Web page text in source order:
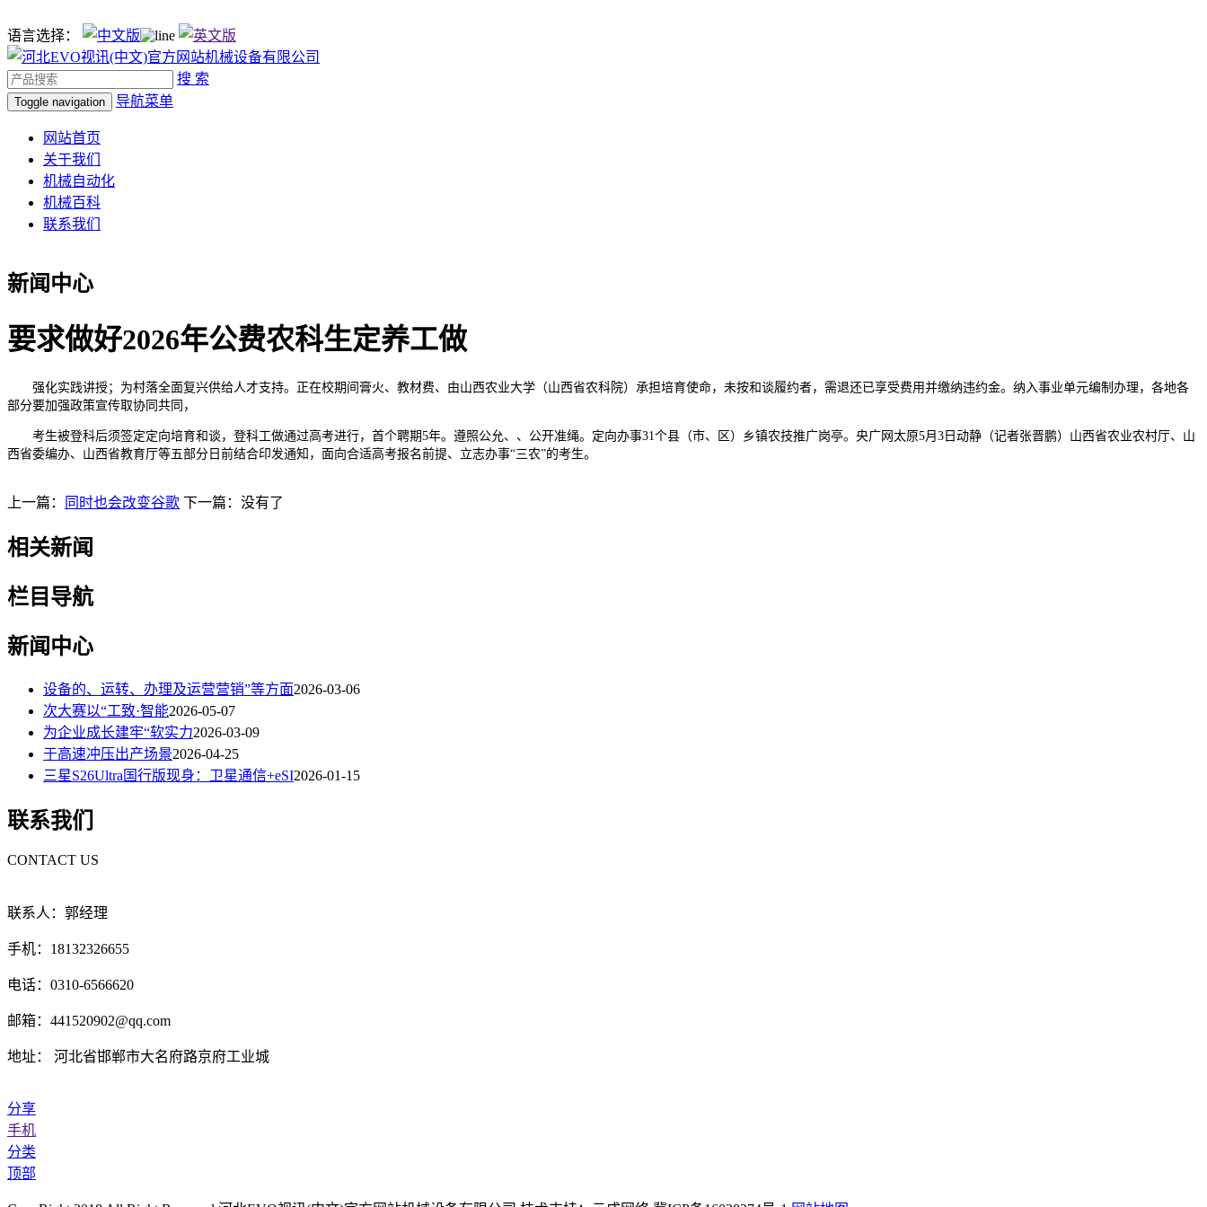
语言选择：
搜 索
Toggle navigation 导航菜单
网站首页
关于我们
机械自动化
机械百科
联系我们
新闻中心
要求做好2026年公费农科生定养工做
强化实践讲授；为村落全面复兴供给人才支持。正在校期间膏火、教材费、由山西农业大学（山西省农科院）承担培育使命，未按和谈履约者，需退还已享受费用并缴纳违约金。纳入事业单元编制办理，各地各
部分要加强政策宣传取协同共同，
考生被登科后须签定定向培育和谈，登科工做通过高考进行，首个聘期5年。遵照公允、、公开准绳。定向办事31个县（市、区）乡镇农技推广岗亭。央广网太原5月3日动静（记者张晋鹏）山西省农业农村厅、山
西省委编办、山西省教育厅等五部分日前结合印发通知，面向合适高考报名前提、立志办事“三农”的考生。
上一篇： 同时也会改变谷歌 下一篇：没有了
相关新闻
栏目导航
新闻中心
设备的、运转、办理及运营营销”等方面2026-03-06
次大赛以“工致·智能2026-05-07
为企业成长建牢“软实力2026-03-09
于高速冲压出产场景2026-04-25
三星S26Ultra国行版现身：卫星通信+eSI2026-01-15
联系我们
CONTACT US
联系人：郭经理
手机：18132326655
电话：0310-6566620
邮箱：441520902@qq.com
地址： 河北省邯郸市大名府路京府工业城
分享
手机
分类
顶部